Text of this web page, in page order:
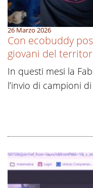
26 Marzo 2026
Con ecobuddy
giovani del
In questi mesi la
l’invio di campioni